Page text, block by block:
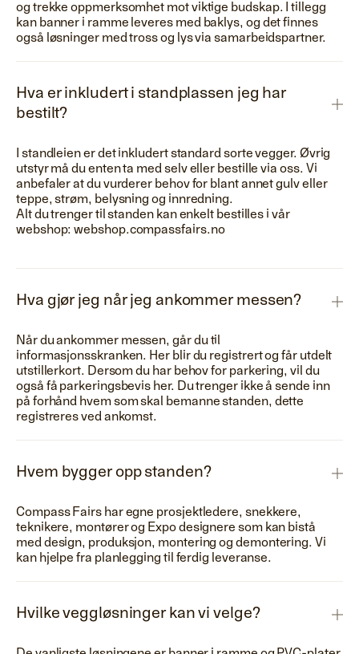
og trekke oppmerksomhet mot viktige budskap. I tillegg
kan banner i ramme leveres med baklys, og det finnes
også løsninger med tross og lys via samarbeidspartner.
Hva er inkludert i standplassen jeg har
bestilt?
I standleien er det inkludert standard sorte vegger. Øvrig
utstyr må du enten ta med selv eller bestille via oss. Vi
anbefaler at du vurderer behov for blant annet gulv eller
teppe, strøm, belysning og innredning.
Alt du trenger til standen kan enkelt bestilles i vår
webshop: webshop.compassfairs.no
Hva gjør jeg når jeg ankommer messen?
Når du ankommer messen, går du til
informasjonsskranken. Her blir du registrert og får utdelt
utstillerkort. Dersom du har behov for parkering, vil du
også få parkeringsbevis her. Du trenger ikke å sende inn
på forhånd hvem som skal bemanne standen, dette
registreres ved ankomst.
Hvem bygger opp standen?
Compass Fairs har egne prosjektledere, snekkere,
teknikere, montører og Expo designere som kan bistå
med design, produksjon, montering og demontering. Vi
kan hjelpe fra planlegging til ferdig leveranse.
Hvilke veggløsninger kan vi velge?